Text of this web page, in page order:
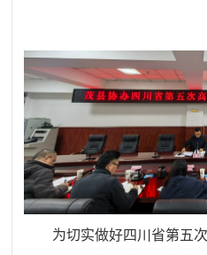
为切实做好四川省第五